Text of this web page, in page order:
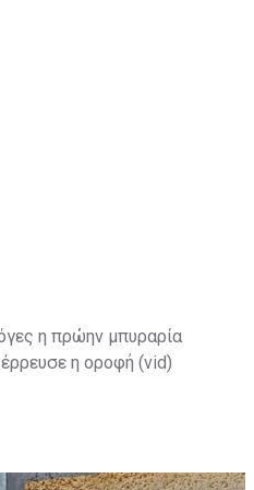
η πρώην μπυραρία
η οροφή (vid)